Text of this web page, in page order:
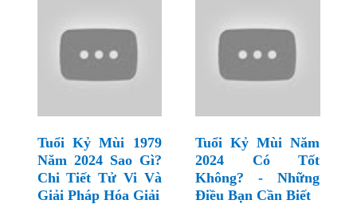
Tuổi Kỷ Mùi 1979
Năm 2024 Sao Gì?
Chi Tiết Tử Vi Và
Giải Pháp Hóa Giải
Tuổi Kỷ Mùi Năm
2024 Có Tốt
Không? - Những
Điều Bạn Cần Biết